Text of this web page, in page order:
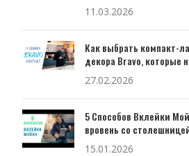
11.03.2026
Как выбрать компакт-
декора Bravo, которые
27.02.2026
5 Способов Вклейки
вровень со
15.01.2026